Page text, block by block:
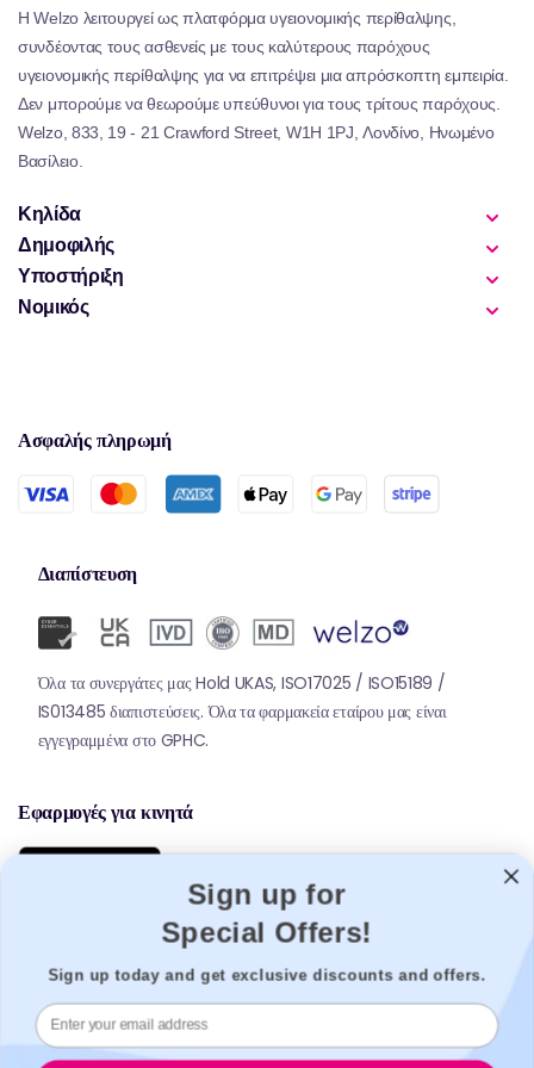
Συνολικά, αυτή η προσεκτικά επιμελημένη συλλογή
λυκοπενίου αντιμετωπίζει διάφορες πτυχές της υγείας και
της ευεξίας μέσω προϊόντων υψηλής ποιότητας που
στοχεύουν στην ενίσχυση της φυσικής ευημερίας. Η
προσφορά πολλαπλών μεθόδων κατανάλωσης διασφαλίζει
ότι οι χρήστες μπορούν να βρουν κάτι που ταιριάζει
αποκομίζει τα συνολικά οφέλη που παρέχονται από αυτό το
ισχυρό αντιοξειδωτικό.
Η Welzo λειτουργεί ως πλατφόρμα υγειονομικής περίθαλψης,
συνδέοντας τους ασθενείς με τους καλύτερους παρόχους
υγειονομικής περίθαλψης για να επιτρέψει μια απρόσκοπτη εμπειρία.
Δεν μπορούμε να θεωρούμε υπεύθυνοι για τους τρίτους παρόχους.
Welzo, 833, 19 - 21 Crawford Street, W1H 1PJ, Λονδίνο, Ηνωμένο
Βασίλειο.
Κηλίδα
Δημοφιλής
Υποστήριξη
Νομικός
Ασφαλής πληρωμή
Διαπίστευση
Όλα τα συνεργάτες μας Hold UKAS, ISO17025 / ISO15189 /
IS013485 διαπιστεύσεις. Όλα τα φαρμακεία εταίρου μας είναι
εγγεγραμμένα στο GPHC.
Εφαρμογές για κινητά
© 2026,Welzo. Όλα τα δικαιώματα διατηρούνται.
Sign up for
Special Offers!
Sign up today and get exclusive discounts and offers.